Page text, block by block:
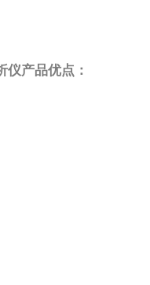
产品优点：